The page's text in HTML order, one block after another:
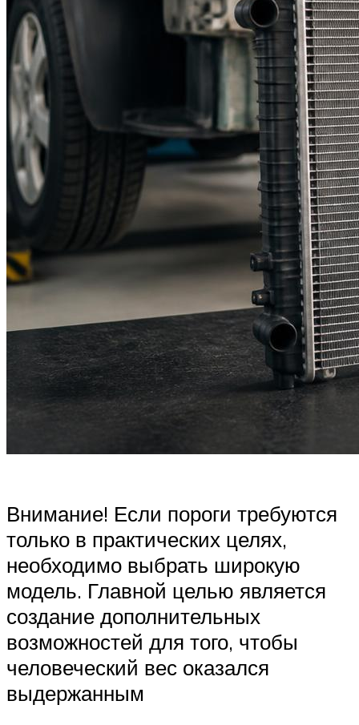
Внимание! Если пороги требуются
только в практических целях,
необходимо выбрать широкую
модель. Главной целью является
создание дополнительных
возможностей для того, чтобы
человеческий вес оказался
выдержанным